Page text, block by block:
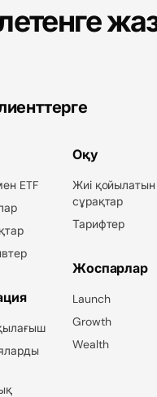
ETF
Оқу
Жиі қойылатын
сұрақтар
Тарифтер
Жоспарлар
Launch
Growth
Wealth